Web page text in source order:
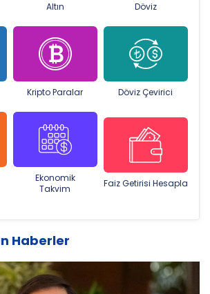
Altın Döviz
Kripto Paralar Döviz Çevirici
Ekonomik
Takvim
Faiz Getirisi Hesapla
Haberler